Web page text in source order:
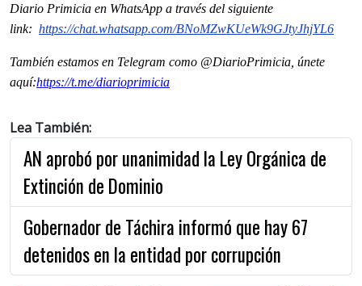
Diario Primicia en WhatsApp a través del siguiente
link: https://chat.whatsapp.com/BNoMZwKUeWk9GJtyJhjYL6
También estamos en Telegram como @DiarioPrimicia, únete
aquí:https://t.me/diarioprimicia
Lea También:
AN aprobó por unanimidad la Ley Orgánica de
Extinción de Dominio
Gobernador de Táchira informó que hay 67
detenidos en la entidad por corrupción